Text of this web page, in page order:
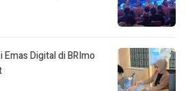
Digital di BRImo